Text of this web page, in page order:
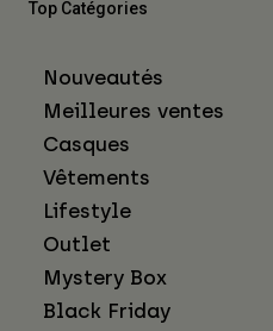
Top Catégories
Nouveautés
Meilleures ventes
Casques
Vêtements
Lifestyle
Outlet
Mystery Box
Black Friday